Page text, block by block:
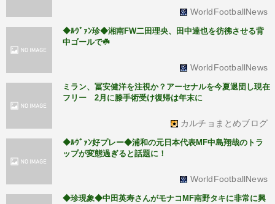
WorldFootballNews
◆ﾙｳﾞｧﾝ珍◆湘南FW二田理央、田中達也を彷彿させる背
中ゴールで☘️
WorldFootballNews
ミラン、冨安健洋を注視か？アーセナルを今夏退団し現在
フリー 2月に膝手術受け復帰は年末に
カルチョまとめブログ
◆ﾙｳﾞｧﾝ好プレー◆浦和の元日本代表MF中島翔哉のトラ
ップが変態過ぎると話題に！
WorldFootballNews
◆珍現象◆中田英寿さんがモナコMF南野タキに非常に興